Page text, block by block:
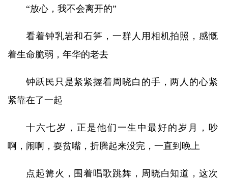
“放心，我不会离开的”
看着钟乳岩和石笋，一群人用相机拍照，感慨
着生命脆弱，年华的老去
钟跃民只是紧紧握着周晓白的手，两人的心紧
紧靠在了一起
十六七岁，正是他们一生中最好的岁月，吵
啊，闹啊，耍贫嘴，折腾起来没完，一直到晚上
点起篝火，围着唱歌跳舞，周晓白知道，这次